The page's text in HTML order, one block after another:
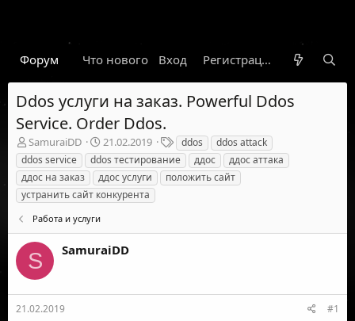
Форум Что нового Гарант Новости
Вход Регистрация
Ddos услуги на заказ. Powerful Ddos
Service. Order Ddos.
А
в
т
о
р
м
ы
SamuraiDD
Д
а
т
а
н
л
21.02.2019
Т
е
г
и
ddos
ddos attack
ddos service
ddos тестирование ддос
ддос аттака
ддос на заказ
ддос услуги
положить сайт
устранить сайт конкурента
Работа и услуги
S SamuraiDD
21.02.2019 #1